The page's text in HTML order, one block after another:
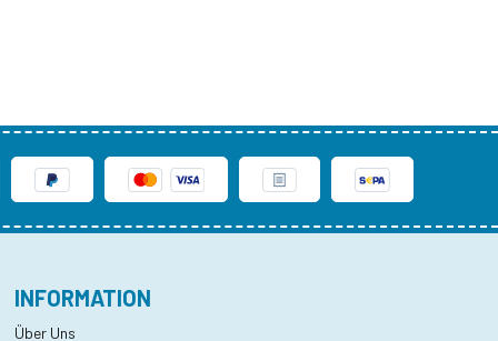
INFORMATION
Über Uns